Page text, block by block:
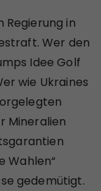
in
Wer den
Idee Golf
wie Ukraines
Mineralien
Wahlen“
gedemütigt.